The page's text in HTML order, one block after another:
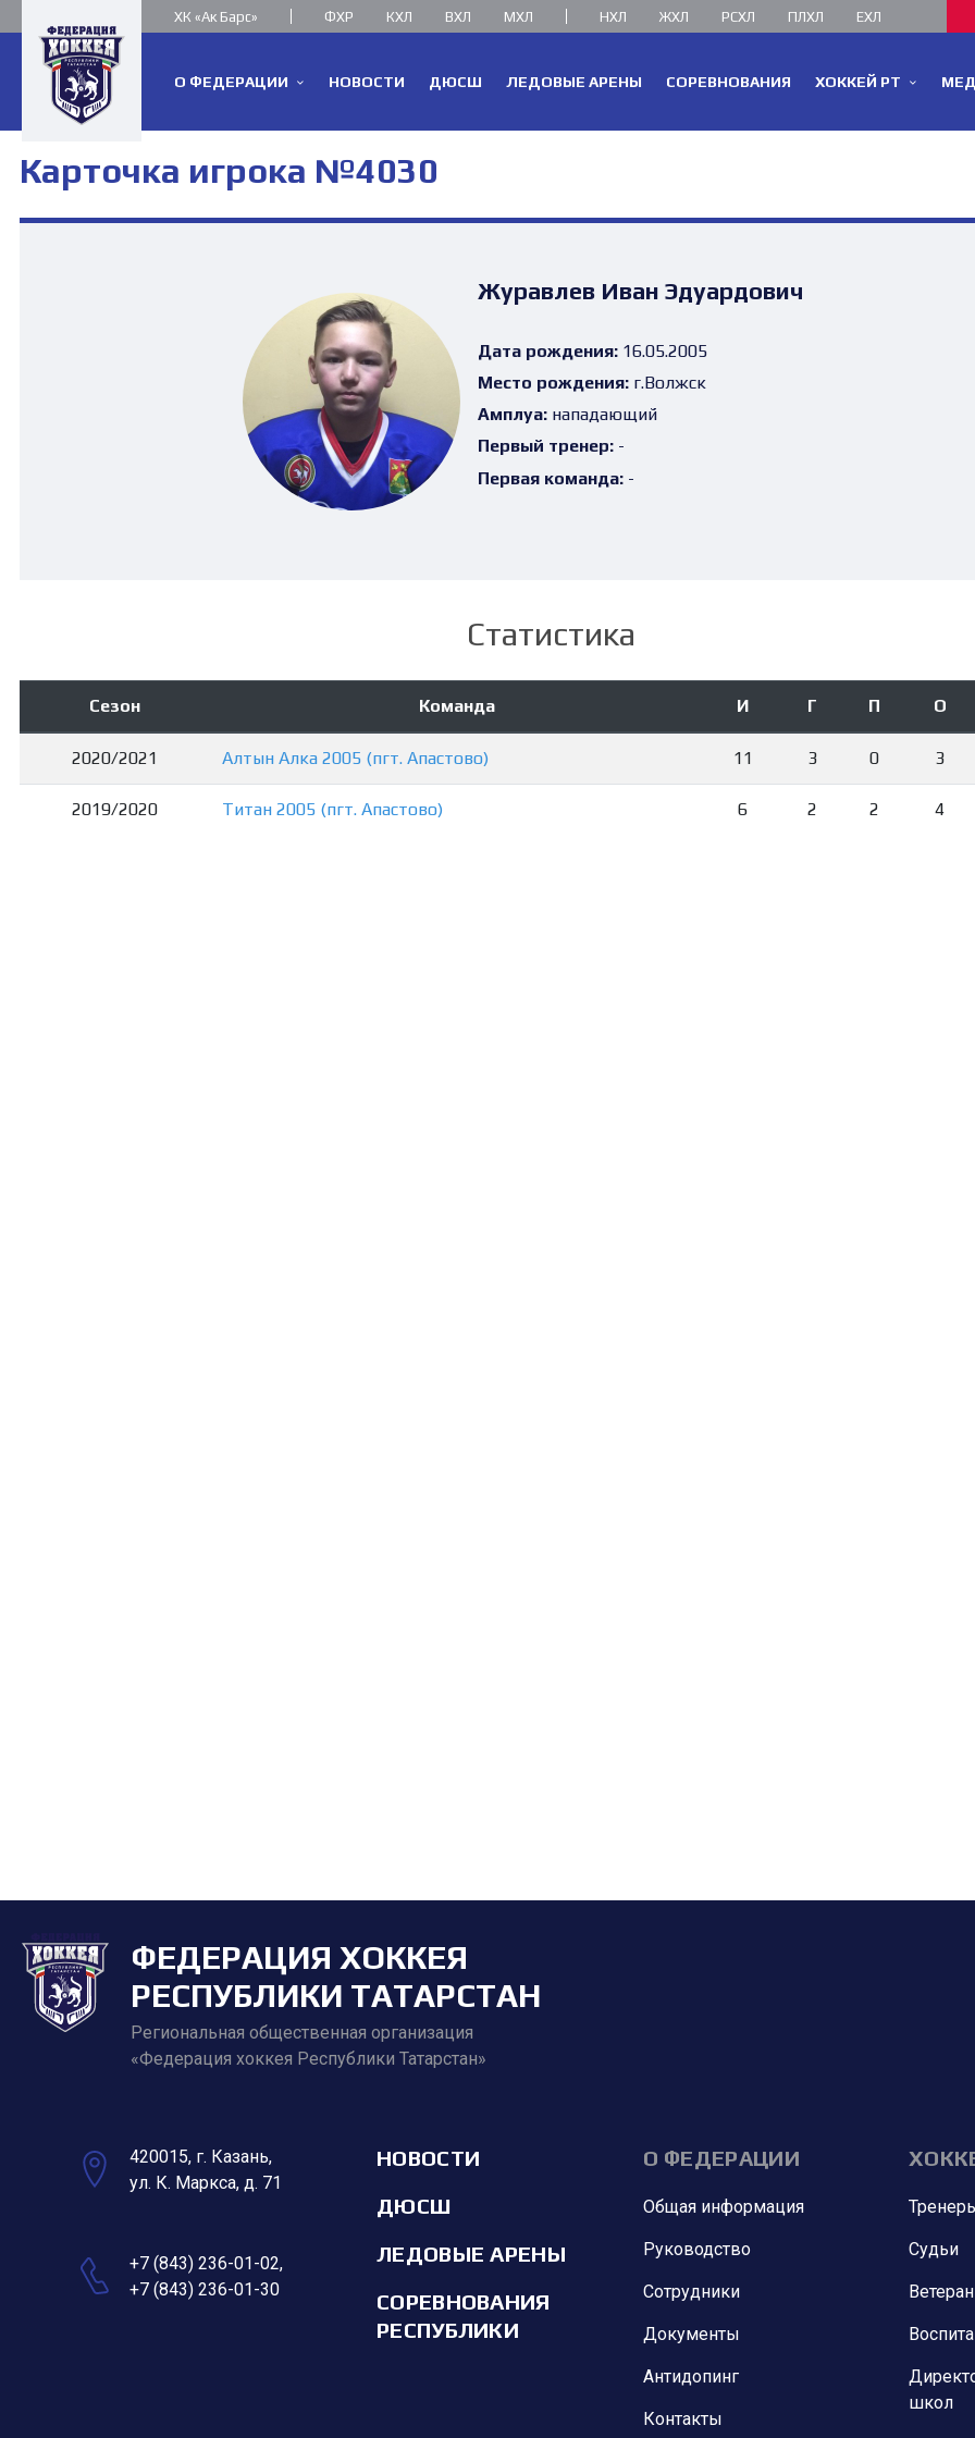
ХК «Ак Барс» ФХР КХЛ ВХЛ МХЛ НХЛ ЖХЛ РСХЛ ПЛХЛ ЕХЛ
О ФЕДЕРАЦИИ НОВОСТИ ДЮСШ ЛЕДОВЫЕ АРЕНЫ СОРЕВНОВАНИЯ ХОККЕЙ РТ
Карточка игрока №4030
Журавлев Иван Эдуардович
Дата рождения:16.05.2005
Место рождения:г.Волжск
Амплуа:нападающий
Первый тренер:-
Первая команда:-
Статистика
Сезон Команда И Г П О
2020/2021 Алтын Алка 2005 (пгт. Апастово) 11 3 0 3
2019/2020 Титан 2005 (пгт. Апастово) 6 2 2 4
ФЕДЕРАЦИЯ ХОККЕЯ
РЕСПУБЛИКИ ТАТАРСТАН
Региональная общественная организация
«Федерация хоккея Республики Татарстан»
420015, г. Казань,
ул. К. Маркса, д. 71
+7 (843) 236-01-02,
+7 (843) 236-01-30
НОВОСТИ
ДЮСШ
ЛЕДОВЫЕ АРЕНЫ
СОРЕВНОВАНИЯ
РЕСПУБЛИКИ
О ФЕДЕРАЦИИ
Общая информация
Руководство
Сотрудники
Документы
Антидопинг
Контакты
Судьи
школ